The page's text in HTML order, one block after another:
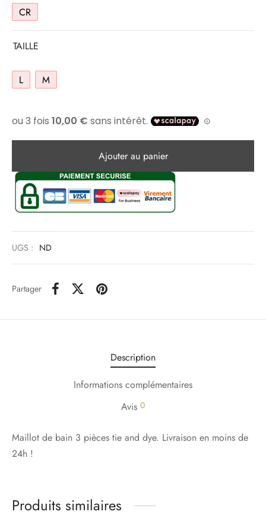
CR
TAILLE
L M
Ajouter au panier
UGS : ND
Partager
Description
Informations complémentaires
Avis 0
Maillot de bain 3 pièces tie and dye. Livraison en moins de
24h !
Produits similaires